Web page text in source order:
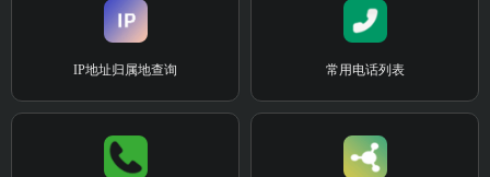
IP地址归属地查询 常用电话列表